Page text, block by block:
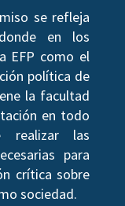
se refleja
en los
EFP como el
política de
la facultad
en todo
las
para
crítica sobre
sociedad.